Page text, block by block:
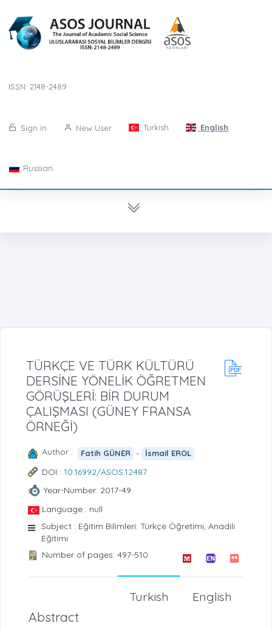
ISSN: 2148-2489
Sign in New User Turkish English
Russian
TÜRKÇE VE TÜRK KÜLTÜRÜ
DERSİNE YÖNELİK ÖĞRETMEN
GÖRÜŞLERİ: BİR DURUM
ÇALIŞMASI (GÜNEY FRANSA
ÖRNEĞİ)
Author : Fatih GÜNER - İsmail EROL
DOI : 10.16992/ASOS.12487
Year-Number: 2017-49
Language : null
Subject : Eğitim Bilimleri: Türkçe Öğretimi, Anadili
Eğitimi
Number of pages: 497-510
English
Turkish
Abstract